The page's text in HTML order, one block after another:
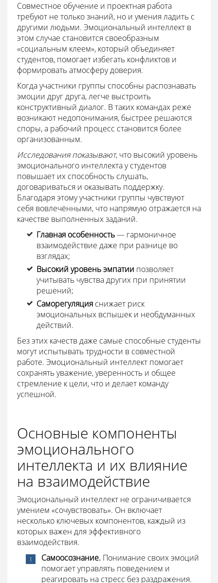
Совместное обучение и проектная работа
требуют не только знаний, но и умения ладить с
другими людьми. Эмоциональный интеллект в
этом случае становится своеобразным
«социальным клеем», который объединяет
студентов, помогает избегать конфликтов и
формировать атмосферу доверия.
Когда участники группы способны распознавать
эмоции друг друга, легче выстроить
конструктивный диалог. В таких командах реже
возникают недопонимания, быстрее решаются
споры, а рабочий процесс становится более
организованным.
Исследования показывают, что высокий уровень
эмоционального интеллекта у студентов
повышает их способность слушать,
договариваться и оказывать поддержку.
Благодаря этому участники группы чувствуют
себя вовлечёнными, что напрямую отражается на
качестве выполненных заданий.
Главная особенность— гармоничное
взаимодействие даже при разнице во
взглядах;
Высокий уровень эмпатии позволяет
учитывать чувства других при принятии
решений;
Саморегуляция снижает риск
эмоциональных вспышек и необдуманных
действий.
Без этих качеств даже самые способные студенты
могут испытывать трудности в совместной
работе. Эмоциональный интеллект помогает
сохранять уважение, уверенность и общее
стремление к цели, что и делает команду
успешной.
Основные компоненты
эмоционального
интеллекта и их влияние
на взаимодействие
Эмоциональный интеллект не ограничивается
умением «сочувствовать». Он включает
несколько ключевых компонентов, каждый из
которых важен для эффективного
взаимодействия.
Самоосознание. Понимание своих эмоций
помогает управлять поведением и
реагировать на стресс без раздражения.